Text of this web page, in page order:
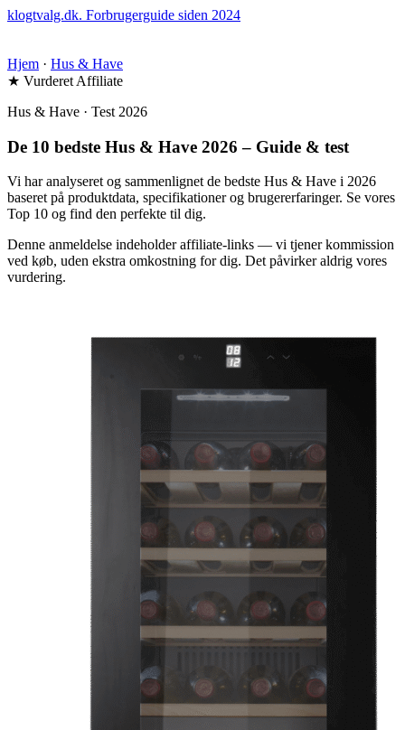
klogtvalg.dk. Forbrugerguide siden 2024
Hjem · Hus & Have
★ Vurderet Affiliate
Hus & Have · Test 2026
De 10 bedste Hus & Have 2026 – Guide & test
Vi har analyseret og sammenlignet de bedste Hus & Have i 2026
baseret på produktdata, specifikationer og brugererfaringer. Se vores
Top 10 og find den perfekte til dig.
Denne anmeldelse indeholder affiliate-links — vi tjener kommission
ved køb, uden ekstra omkostning for dig. Det påvirker aldrig vores
vurdering.